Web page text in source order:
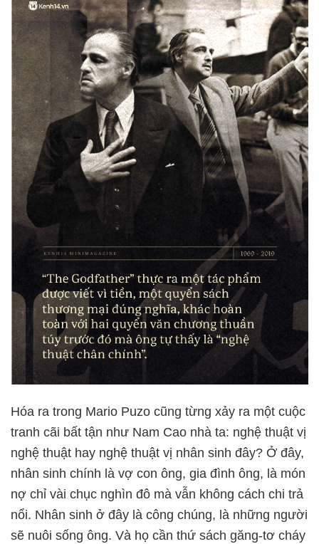
Hóa ra trong Mario Puzo cũng từng xảy ra một cuộc
tranh cãi bất tận như Nam Cao nhà ta: nghệ thuật vị
nghệ thuật hay nghệ thuật vị nhân sinh đây? Ở đây,
nhân sinh chính là vợ con ông, gia đình ông, là món
nợ chỉ vài chục nghìn đô mà vẫn không cách chi trả
nổi. Nhân sinh ở đây là công chúng, là những người
sẽ nuôi sống ông. Và họ cần thứ sách găng-tơ cháy